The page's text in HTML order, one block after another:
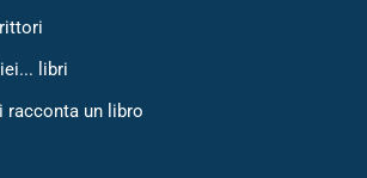
libri
racconta un libro